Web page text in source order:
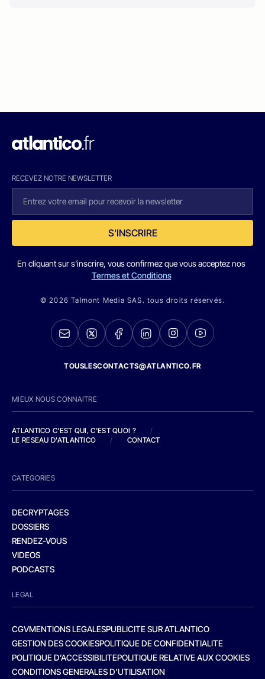
RECEVEZ NOTRE NEWSLETTER
S'INSCRIRE
En cliquant sur s'inscrire, vous confirmez que vous acceptez nos
Termes et Conditions
© 2026 Talmont Media SAS. tous droits réservés.
TOUSLESCONTACTS@ATLANTICO.FR
MIEUX NOUS CONNAITRE
ATLANTICO C'EST QUI, C'EST QUOI ?
/
LE RESEAU D'ATLANTICO
/ CONTACT
CATEGORIES
DECRYPTAGES
DOSSIERS
RENDEZ-VOUS
VIDEOS
PODCASTS
LEGAL
CGVMENTIONS LEGALESPUBLICITE SUR ATLANTICO
GESTION DES COOKIESPOLITIQUE DE CONFIDENTIALITE
POLITIQUE D’ACCESSIBILITEPOLITIQUE RELATIVE AUX COOKIES
CONDITIONS GENERALES D’UTILISATION